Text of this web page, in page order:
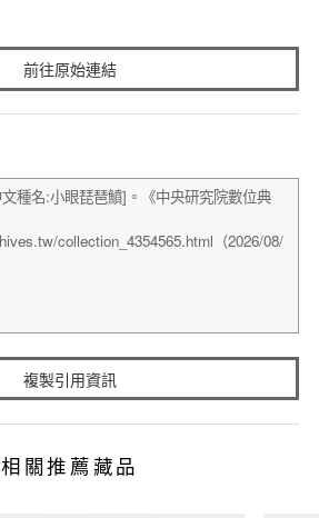
前往原始連結
複製引用資訊
相關推薦藏品